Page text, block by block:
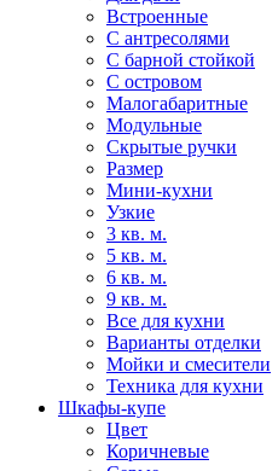
Встроенные
С антресолями
С барной стойкой
С островом
Малогабаритные
Модульные
Скрытые ручки
Размер
Мини-кухни
Узкие
3 кв. м.
5 кв. м.
6 кв. м.
9 кв. м.
Все для кухни
Варианты отделки
Мойки и смесители
Техника для кухни
Шкафы-купе
Цвет
Коричневые